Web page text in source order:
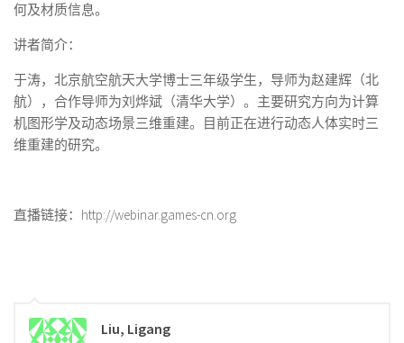
何及材质信息。
讲者简介：
于涛，北京航空航天大学博士三年级学生，导师为赵建辉（北
航），合作导师为刘烨斌（清华大学）。主要研究方向为计算
机图形学及动态场景三维重建。目前正在进行动态人体实时三
维重建的研究。
直播链接： http://webinar.games-cn.org
Liu, Ligang